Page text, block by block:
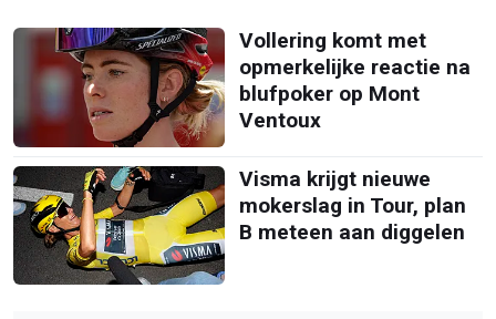
Vollering komt met
opmerkelijke reactie na
blufpoker op Mont
Ventoux
Visma krijgt nieuwe
mokerslag in Tour, plan
B meteen aan diggelen